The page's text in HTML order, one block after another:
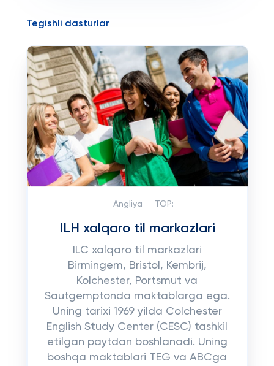
Tegishli dasturlar
Angliya TOP:
ILH xalqaro til markazlari
ILC xalqaro til markazlari
Birmingem, Bristol, Kembrij,
Kolchester, Portsmut va
Sautgemptonda maktablarga ega.
Uning tarixi 1969 yilda Colchester
English Study Center (CESC) tashkil
etilgan paytdan boshlanadi. Uning
boshqa maktablari TEG va ABCga